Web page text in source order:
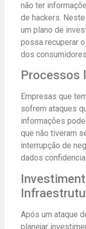
não ter
de hackers.
um plano de
possa recuperar
dos
Processos
Empresas que
sofrem ataques
informações
que não tiveram
interrupção de
dados
Após um ataque
planejar